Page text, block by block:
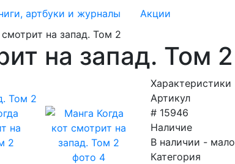
артбуки и журналы
Акции
смотрит на запад. Том 2
на запад. Том 2
Характеристики
Артикул
# 15946
Наличие
В наличии - мало
Категория